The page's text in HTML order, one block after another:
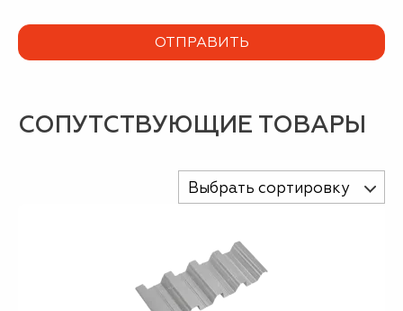
СОПУТСТВУЮЩИЕ ТОВАРЫ
Выбрать сортировку